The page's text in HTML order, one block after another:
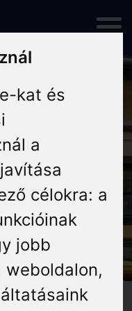
kat és
a
célokra: a
jobb
weboldalon,